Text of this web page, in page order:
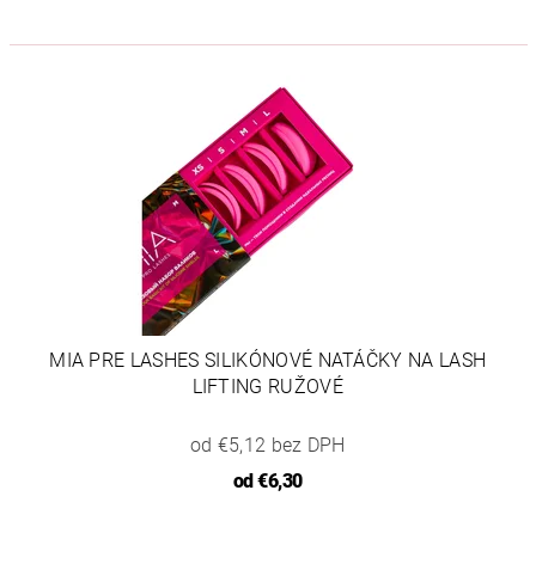
MIA PRE LASHES SILIKÓNOVÉ NATÁČKY NA LASH
LIFTING RUŽOVÉ
od €5,12 bez DPH
od €6,30